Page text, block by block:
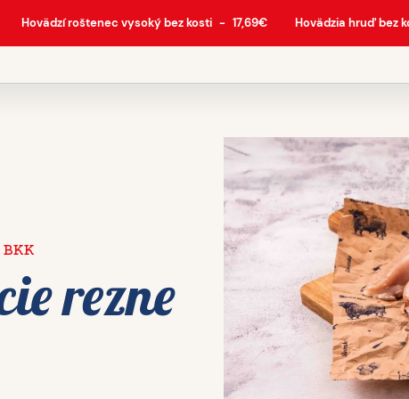
Hovädzí roštenec vysoký bez kosti - 17,69€ Hovädzia hruď bez
rezne